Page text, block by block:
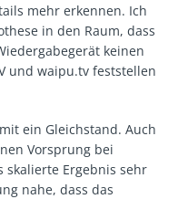
mehr erkennen. Ich
in den Raum, dass
keinen
und waipu.tv feststellen
ein Gleichstand. Auch
Vorsprung bei
skalierte Ergebnis sehr
nahe, dass das